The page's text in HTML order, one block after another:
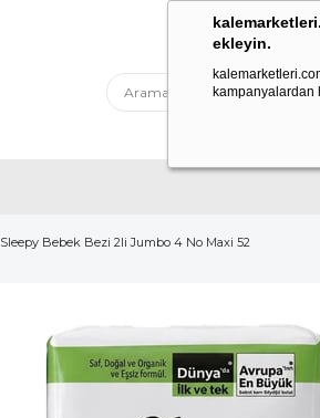
ekleyin.
kampanyalardan
Sleepy Bebek Bezi 2li Jumbo 4 No Maxi 52